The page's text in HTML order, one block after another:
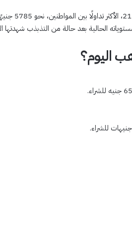
الحالية بعد حالة من التذبذب شهدتها
اليوم؟